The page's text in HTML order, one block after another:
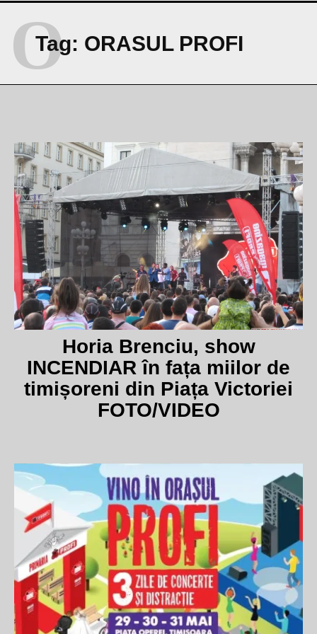
Tag: ORASUL PROFI
O
Horia Brenciu, show
INCENDIAR în fața miilor de
timișoreni din Piața Victoriei
FOTO/VIDEO